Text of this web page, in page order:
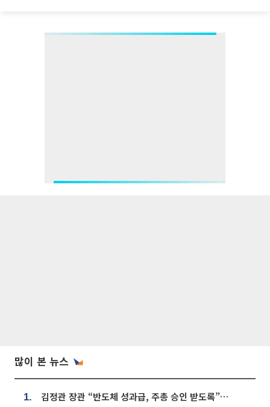
많이 본 뉴스
1. 김정관 장관 “반도체 성과급, 주총 승인 받도록”…상법·자본시장법 개정 시사